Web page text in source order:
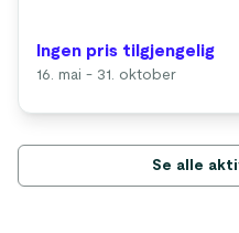
Ingen pris tilgjengelig
16. mai - 31. oktober
Se alle